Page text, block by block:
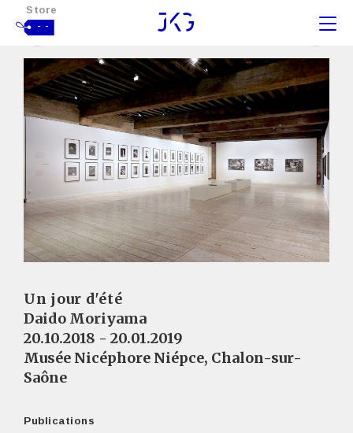
Store
- -
Un jour d'été
Daido Moriyama
20.10.2018 - 20.01.2019
Musée Nicéphore Niépce, Chalon-sur-
Saône
Publications